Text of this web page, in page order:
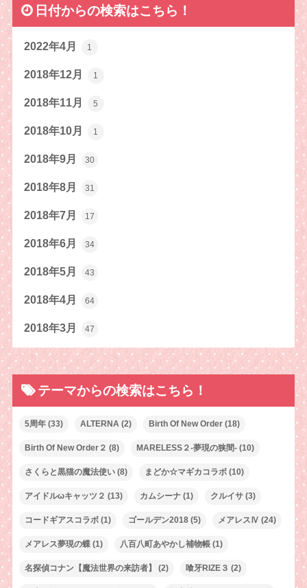
日付からの検索はこちら！
2022年4月 1
2018年12月 1
2018年11月 5
2018年10月 1
2018年9月 30
2018年8月 31
2018年7月 17
2018年6月 34
2018年5月 43
2018年4月 64
2018年3月 47
テーマからの検索はこちら！
5周年(33) ALTERNA(2) Birth Of New Order(18)
Birth Of New Order２ (8) MARELESS２-夢現の狭間-(10)
さくらと黒猫の魔法使い(8) まどか☆マギカコラボ(10)
アイドルωキャッツ２ (13) カムシーナ(1) クルイサ(3)
コードギアスコラボ(1) ゴールデン2018(5) メアレスⅣ (24)
メアレス夢現の蝶(1) 八百八町あやかし補物帳(1)
名探偵コナン【魔法世界の来訪者】 (2) 喰牙RIZE３ (2)